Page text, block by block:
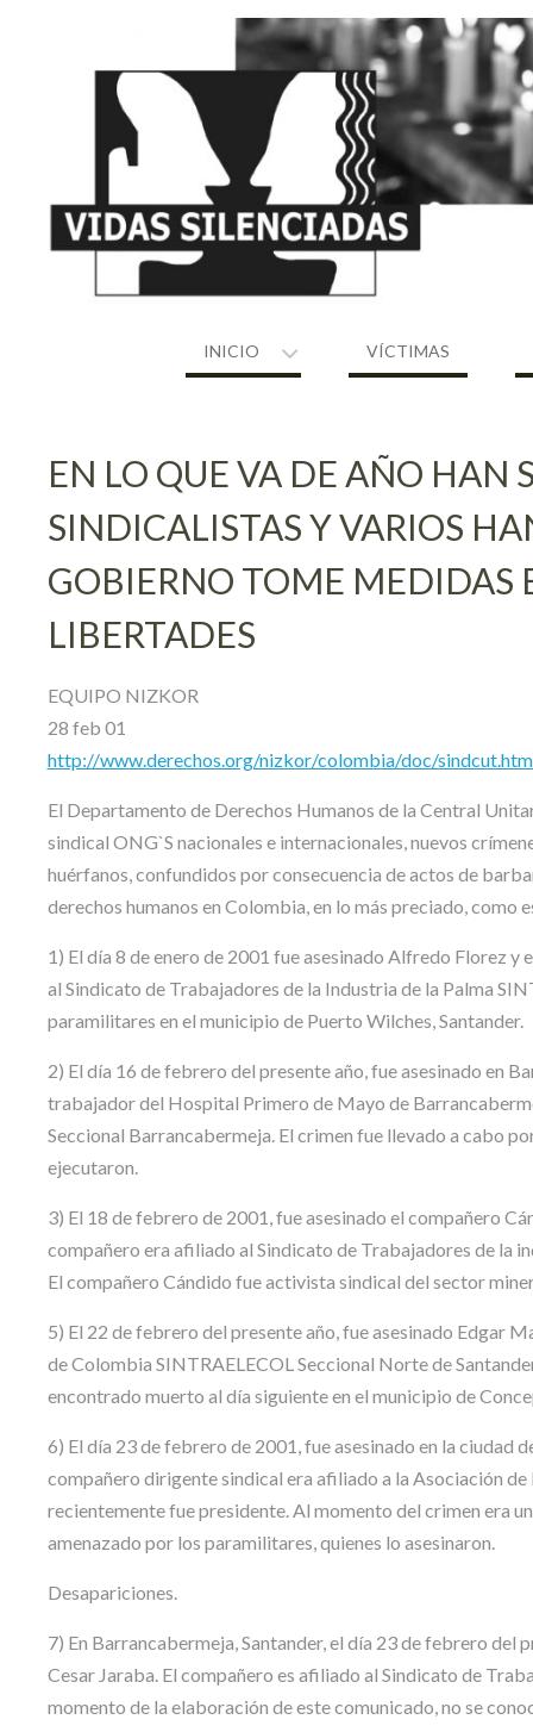
INICIO VÍCTIMAS
EN LO QUE VA DE AÑO HAN
SINDICALISTAS Y VARIOS
GOBIERNO TOME MEDIDAS
LIBERTADES
EQUIPO NIZKOR
28 feb 01
http://www.derechos.org/nizkor/colombia/doc/
El Departamento de Derechos Humanos de la Central
sindical ONG`S nacionales e internacionales, nuevos
huérfanos, confundidos por consecuencia de actos de
derechos humanos en Colombia, en lo más preciado, como
1) El día 8 de enero de 2001 fue asesinado Alfredo Florez
al Sindicato de Trabajadores de la Industria de la Palma
paramilitares en el municipio de Puerto Wilches, Santander.
2) El día 16 de febrero del presente año, fue asesinado en
trabajador del Hospital Primero de Mayo de
Seccional Barrancabermeja. El crimen fue llevado a cabo
ejecutaron.
3) El 18 de febrero de 2001, fue asesinado el compañero
compañero era afiliado al Sindicato de Trabajadores de la
El compañero Cándido fue activista sindical del sector
5) El 22 de febrero del presente año, fue asesinado Edgar
de Colombia SINTRAELECOL Seccional Norte de
encontrado muerto al día siguiente en el municipio de
6) El día 23 de febrero de 2001, fue asesinado en la
compañero dirigente sindical era afiliado a la Asociación
recientemente fue presidente. Al momento del crimen era
amenazado por los paramilitares, quienes lo asesinaron.
Desapariciones.
7) En Barrancabermeja, Santander, el día 23 de febrero
Cesar Jaraba. El compañero es afiliado al Sindicato de
momento de la elaboración de este comunicado, no se